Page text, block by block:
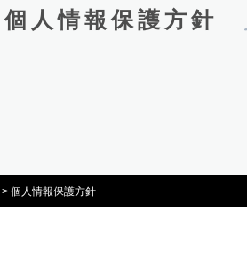
個人情報保護方針
> 個人情報保護方針